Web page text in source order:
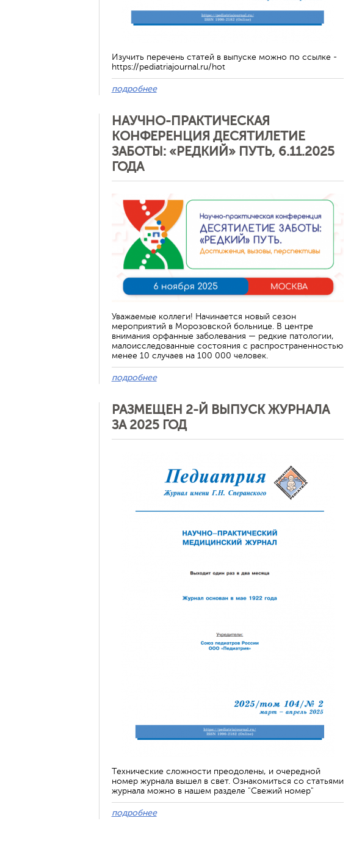
Изучить перечень статей в выпуске можно по ссылке -
https://pediatriajournal.ru/hot
подробнее
НАУЧНО-ПРАКТИЧЕСКАЯ
КОНФЕРЕНЦИЯ ДЕСЯТИЛЕТИЕ
ЗАБОТЫ: «РЕДКИЙ» ПУТЬ, 6.11.2025
ГОДА
Уважаемые коллеги! Начинается новый сезон
мероприятий в Морозовской больнице. В центре
внимания орфанные заболевания — редкие патологии,
малоисследованные состояния с распространенностью
менее 10 случаев на 100 000 человек.
подробнее
РАЗМЕЩЕН 2-Й ВЫПУСК ЖУРНАЛА
ЗА 2025 ГОД
Технические сложности преодолены, и очередной
номер журнала вышел в свет. Ознакомиться со статьями
журнала можно в нашем разделе "Свежий номер"
подробнее
Отменить